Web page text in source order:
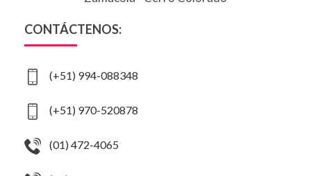
CONTÁCTENOS:
(+51) 994-088348
(+51) 970-520878
(01) 472-4065